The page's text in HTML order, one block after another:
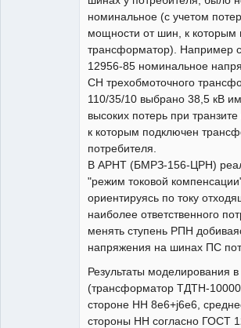
номинальное (с учетом
мощности от шин, к которым
трансформатор). Например
12956-85 номинальное
СН трехобмоточного
110/35/10 выбрано 38,5 кВ
высоких потерь при
к которым подключен
потребителя.
В АРНТ (БМРЗ-156-ЦРН)
"режим токовой
ориентируясь по току
наиболее ответственного
менять ступень РПН
напряжения на шинах ПС
Результаты моделирования
(трансформатор ТДТН-
стороне НН 8e6+j6e6,
стороны НН согласно ГОСТ